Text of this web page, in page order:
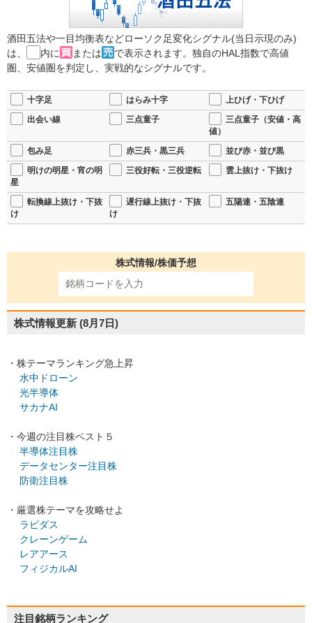
酒田五法や一目均衡表などローソク足変化シグナル(当日示現のみ)
は、
内に または
で表示されます。独自のHAL指数で高値
圏、安値圏を判定し、実戦的なシグナルです。
十字足 はらみ十字
上ひげ・下ひげ
出会い線
三点童子
三点童子（安値・高
値）
包み足
赤三兵・黒三兵
並び赤・並び黒
明けの明星・宵の明
星
三役好転・三役逆転 雲上抜け・下抜け
転換線上抜け・下抜
け
遅行線上抜け・下抜
け
五陽連・五陰連
株式情報/株価予想
株式情報更新 (8月7日)
・株テーマランキング急上昇
水中ドローン
光半導体
サカナAI
・今週の注目株ベスト５
半導体注目株
データセンター注目株
防衛注目株
・厳選株テーマを攻略せよ
ラピダス
クレーンゲーム
レアアース
フィジカルAI
注目銘柄ランキング